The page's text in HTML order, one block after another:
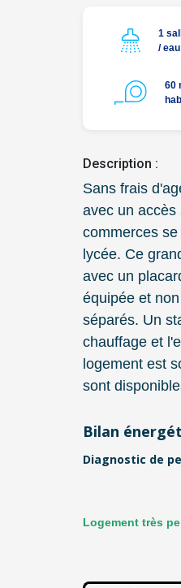
1
/ eau
60
Description :
Sans frais
avec un accès
commerces
lycée. Ce
avec un
équipée et
séparés. Un
chauffage et
logement est
sont
Bilan
Diagnostic de
Logement très